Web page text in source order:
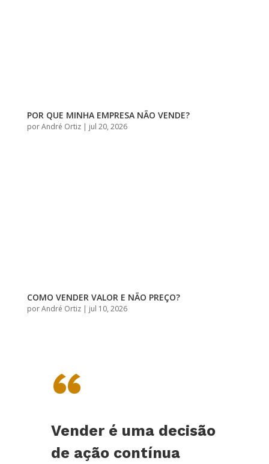
POR QUE MINHA EMPRESA NÃO VENDE?
porAndré Ortiz| jul 20, 2026
COMO VENDER VALOR E NÃO PREÇO?
porAndré Ortiz| jul 10, 2026
“
Vender é uma decisão
de ação contínua